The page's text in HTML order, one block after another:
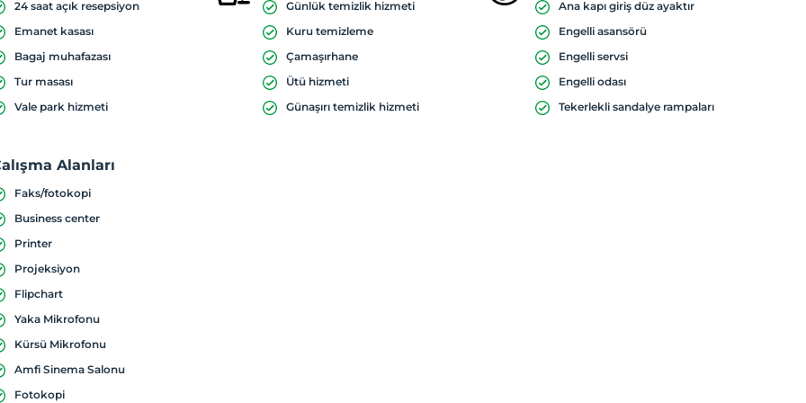
24 saat açık resepsiyon
Emanet kasası
Bagaj muhafazası
Tur masası
Vale park hizmeti
Günlük temizlik hizmeti
Kuru temizleme
Çamaşırhane
Ütü hizmeti
Günaşırı temizlik hizmeti
Ana kapı giriş düz ayaktır
Engelli asansörü
Engelli servsi
Engelli odası
Tekerlekli sandalye rampaları
Alanları
Faks/fotokopi
Business center
Printer
Projeksiyon
Flipchart
Yaka Mikrofonu
Kürsü Mikrofonu
Amfi Sinema Salonu
Fotokopi